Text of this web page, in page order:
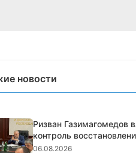
новости
Ризван Газимагомедов
контроль
06.08.2026